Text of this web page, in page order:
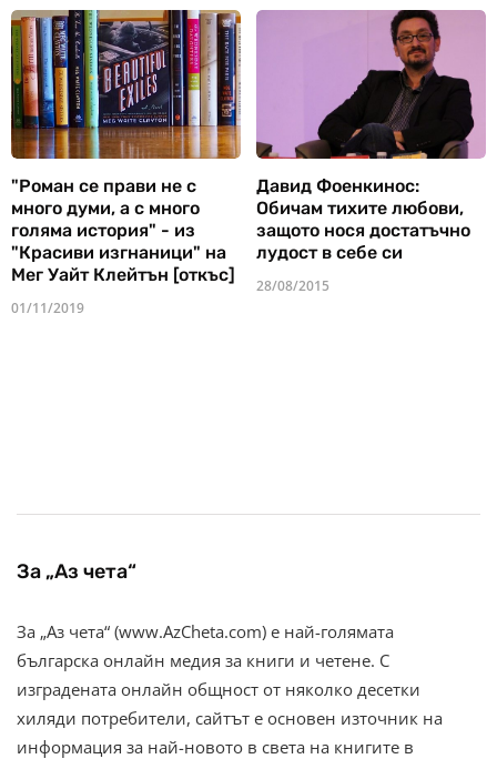
"Роман се прави не с
много думи, а с много
голяма история" - из
"Красиви изгнаници" на
Мег Уайт Клейтън [откъс]
01/11/2019
Давид Фоенкинос:
Обичам тихите любови,
защото нося достатъчно
лудост в себе си
28/08/2015
За „Аз чета“
За „Аз чета“ (www.AzCheta.com) е най-голямата
българска онлайн медия за книги и четене. С
изградената онлайн общност от няколко десетки
хиляди потребители, сайтът е основен източник на
информация за най-новото в света на книгите в